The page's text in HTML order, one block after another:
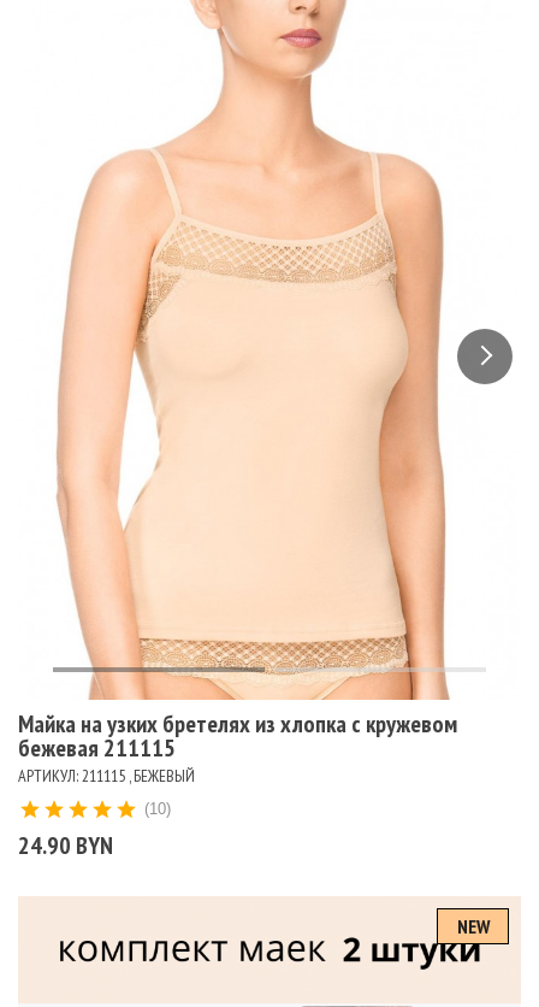
Майка на узких бретелях из хлопка с кружевом
бежевая 211115
АРТИКУЛ: 211115 , БЕЖЕВЫЙ
24.90 BYN
(10)
NEW